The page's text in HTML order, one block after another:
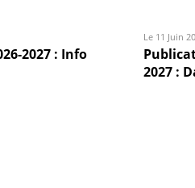
2027 : Info
Le 11 Juin
2027 :